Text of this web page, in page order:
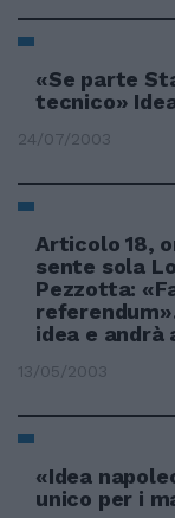
«Se parte
tecnico»
24/07/2003
Articolo 18,
sente sola
Pezzotta:
idea e andrà
13/05/2003
«Idea
unico per i